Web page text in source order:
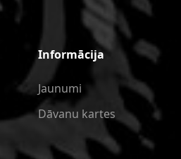
Informācija
Jaunumi
Dāvanu kartes